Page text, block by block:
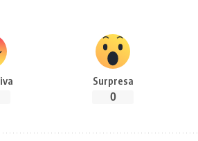
Surpresa
0